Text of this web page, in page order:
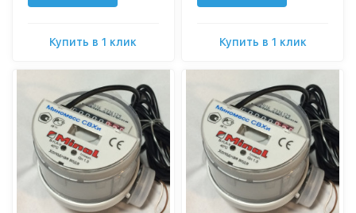
Купить в 1 клик Купить в 1 клик